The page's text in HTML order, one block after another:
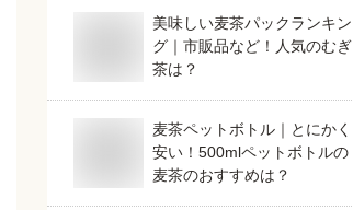
美味しい麦茶パックランキン
グ｜市販品など！人気のむぎ
茶は？
麦茶ペットボトル｜とにかく
安い！500mlペットボトルの
麦茶のおすすめは？